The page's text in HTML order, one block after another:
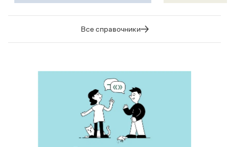
Все справочники